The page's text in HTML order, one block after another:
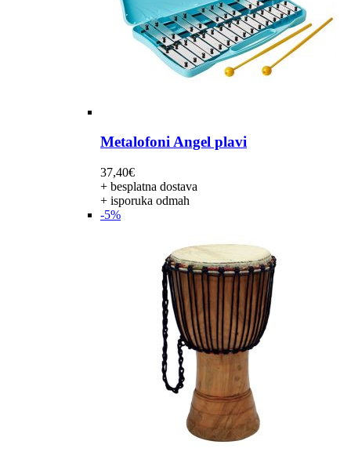
Metalofoni Angel plavi
37,40€
+ besplatna dostava
+ isporuka odmah
-5%